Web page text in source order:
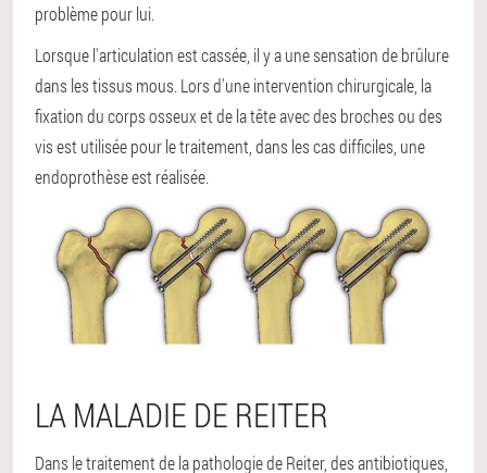
problème pour lui.
Lorsque l'articulation est cassée, il y a une sensation de brûlure
dans les tissus mous. Lors d'une intervention chirurgicale, la
fixation du corps osseux et de la tête avec des broches ou des
vis est utilisée pour le traitement, dans les cas difficiles, une
endoprothèse est réalisée.
LA MALADIE DE REITER
Dans le traitement de la pathologie de Reiter, des antibiotiques,